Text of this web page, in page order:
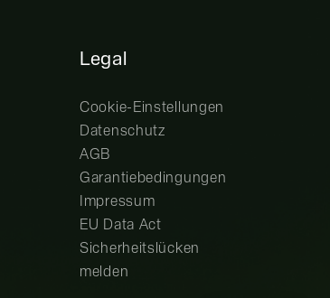
Legal
Cookie-Einstellungen
Datenschutz
AGB
Garantiebedingungen
Impressum
EU Data Act
Sicherheitslücken
melden